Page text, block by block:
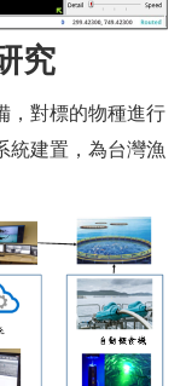
究
，對標的物種進行
統建置，為台灣漁